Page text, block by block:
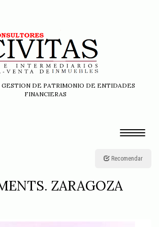
DE PATRIMONIO DE ENTIDADES
FINANCIERAS
Toggle
Recomendar
ZARAGOZA